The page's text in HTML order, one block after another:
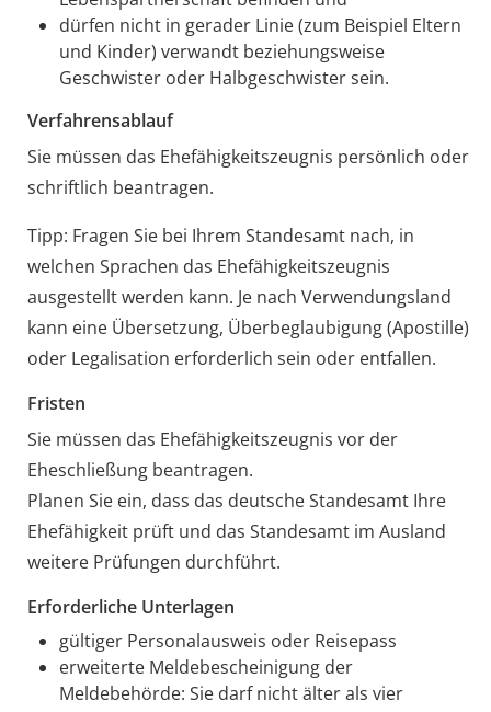
dürfen nicht in gerader Linie (zum Beispiel Eltern
und Kinder) verwandt beziehungsweise
Geschwister oder Halbgeschwister sein.
Verfahrensablauf
Sie müssen das Ehefähigkeitszeugnis persönlich oder
schriftlich beantragen.
Tipp: Fragen Sie bei Ihrem Standesamt nach, in
welchen Sprachen das Ehefähigkeitszeugnis
ausgestellt werden kann. Je nach Verwendungsland
kann eine Übersetzung, Überbeglaubigung (Apostille)
oder Legalisation erforderlich sein oder entfallen.
Fristen
Sie müssen das Ehefähigkeitszeugnis vor der
Eheschließung beantragen.
Planen Sie ein, dass das deutsche Standesamt Ihre
Ehefähigkeit prüft und das Standesamt im Ausland
weitere Prüfungen durchführt.
Erforderliche Unterlagen
gültiger Personalausweis oder Reisepass
erweiterte Meldebescheinigung der
Meldebehörde: Sie darf nicht älter als vier